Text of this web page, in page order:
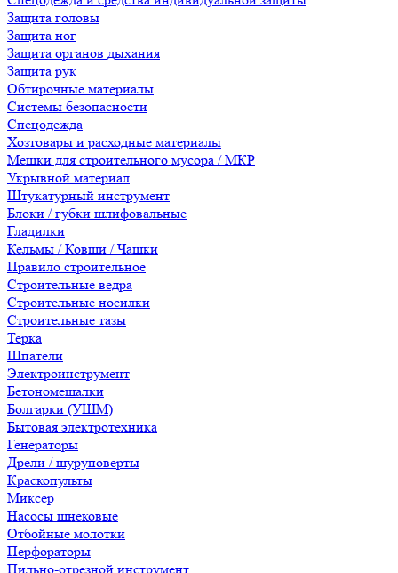
Защита головы
Защита ног
Защита органов дыхания
Защита рук
Обтирочные материалы
Системы безопасности
Спецодежда
Хозтовары и расходные материалы
Мешки для строительного мусора / МКР
Укрывной материал
Штукатурный инструмент
Блоки / губки шлифовальные
Гладилки
Кельмы / Ковши / Чашки
Правило строительное
Строительные ведра
Строительные носилки
Строительные тазы
Терка
Шпатели
Электроинструмент
Бетономешалки
Болгарки (УШМ)
Бытовая электротехника
Генераторы
Дрели / шуруповерты
Краскопульты
Миксер
Насосы шнековые
Отбойные молотки
Перфораторы
Пильно-отрезной инструмент